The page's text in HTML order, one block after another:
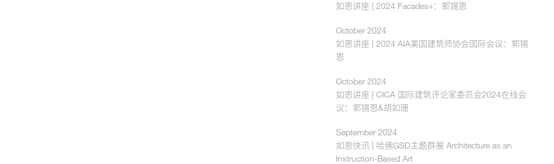
如恩讲座 | 2024 Facades+：郭锡恩
October 2024
如恩讲座 | 2024 AIA美国建筑师协会国际会议：郭锡
恩
October 2024
如恩讲座 | CICA 国际建筑评论家委员会2024在线会
议：郭锡恩&胡如珊
September 2024
如恩快讯 | 哈佛GSD主题群展 Architecture as an
Instruction-Based Art